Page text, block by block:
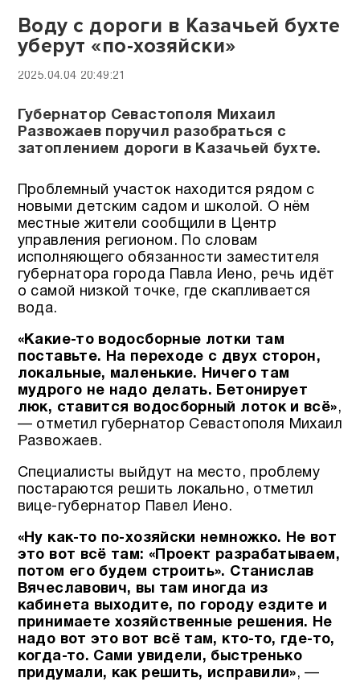
Воду с дороги в Казачьей бухте
уберут «по-хозяйски»
2025.04.04 20:49:21
Губернатор Севастополя Михаил
Развожаев поручил разобраться с
затоплением дороги в Казачьей бухте.
Проблемный участок находится рядом с
новыми детским садом и школой. О нём
местные жители сообщили в Центр
управления регионом. По словам
исполняющего обязанности заместителя
губернатора города Павла Иено, речь идёт
о самой низкой точке, где скапливается
вода.
«Какие-то водосборные лотки там
поставьте. На переходе с двух сторон,
локальные, маленькие. Ничего там
мудрого не надо делать. Бетонирует
люк, ставится водосборный лоток и всё»,
— отметил губернатор Севастополя Михаил
Развожаев.
Специалисты выйдут на место, проблему
постараются решить локально, отметил
вице-губернатор Павел Иено.
«Ну как-то по-хозяйски немножко. Не вот
это вот всё там: «Проект разрабатываем,
потом его будем строить». Станислав
Вячеславович, вы там иногда из
кабинета выходите, по городу ездите и
принимаете хозяйственные решения. Не
надо вот это вот всё там, кто-то, где-то,
когда-то. Сами увидели, быстренько
придумали, как решить, исправили», —